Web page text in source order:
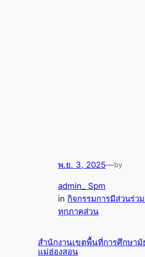
พ.ย. 3, 2025—by
admin_ Spm
in กิจกรรมการมีส่วนร่ว
ทุกภาคส่วน
สำนักงานเขตพื้นที่การศึกษามั
แม่ฮ่องสอน